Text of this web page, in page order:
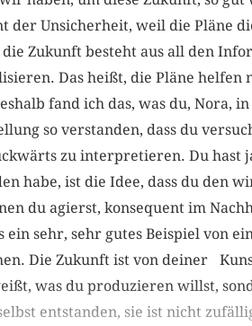
der Unsicherheit, weil die Pläne
Zukunft besteht aus all den
Das heißt, die Pläne helfen
fand ich das, was du, Nora,
so verstan­den, dass du
zu interpretieren. Du hast
habe, ist die Idee, dass du den
du agierst, konsequent im
ein sehr, sehr gutes Beispiel von
Die Zukunft ist von deiner
was du produzieren willst,
entstanden, sie ist nicht